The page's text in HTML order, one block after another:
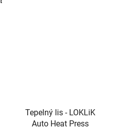
Tepelný lis - LOKLiK
Auto Heat Press